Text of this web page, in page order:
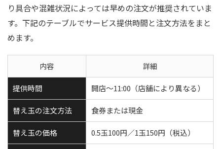
り具合や混雑状況によっては早めの注文が推奨されていま
す。下記のテーブルでサービス提供時間と注文方法をまと
めます。
内容 詳細
提供時間 開店～11:00（店舗により異なる）
替え玉の注文方法 食券または現金
替え玉の価格 0.5玉100円／1玉150円（税込）